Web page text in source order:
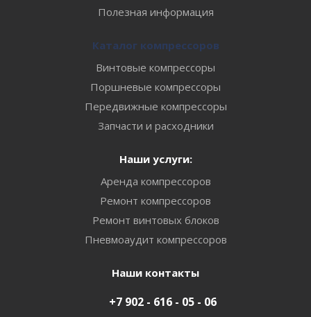
Полезная информация
Каталог компрессоров
Винтовые компрессоры
Поршневые компрессоры
Передвижные компрессоры
Запчасти и расходники
Наши услуги:
Аренда компрессоров
Ремонт компрессоров
Ремонт винтовых блоков
Пневмоаудит компрессоров
Наши контакты
+7 902 - 616 - 05 - 06